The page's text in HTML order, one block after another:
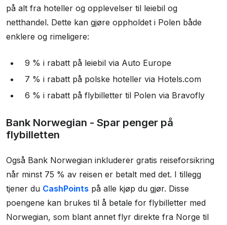
på alt fra hoteller og opplevelser til leiebil og
netthandel. Dette kan gjøre oppholdet i Polen både
enklere og rimeligere:
9 % i rabatt på leiebil via Auto Europe
7 % i rabatt på polske hoteller via Hotels.com
6 % i rabatt på flybilletter til Polen via Bravofly
Bank Norwegian - Spar penger på
flybilletten
Også Bank Norwegian inkluderer gratis reiseforsikring
når minst 75 % av reisen er betalt med det. I tillegg
tjener du CashPoints på alle kjøp du gjør. Disse
poengene kan brukes til å betale for flybilletter med
Norwegian, som blant annet flyr direkte fra Norge til